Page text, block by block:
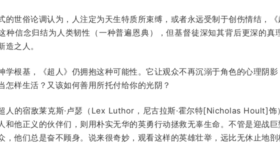
的世俗论调认为，人注定为天生特质所束缚，或者永远受制于创伤情结，
种信念归结为人类韧性（一种普遍恩典），但基督徒深知其背后更深的真
造之人。
学根基，《超人》仍拥抱这种可能性。它让观众不再沉溺于角色的心理阴
怎样生活？又该如何善用所托付给你的光阴？
人的宿敌莱克斯·卢瑟（Lex Luthor，尼古拉斯·霍尔特[Nicholas Hoult]
和他正义的伙伴们，则用朴实无华的英勇行动拯救无辜生命。不管是迎战
，他们总是奋不顾身。说来很奇妙，观看这样的英雄壮举，远比无休止地